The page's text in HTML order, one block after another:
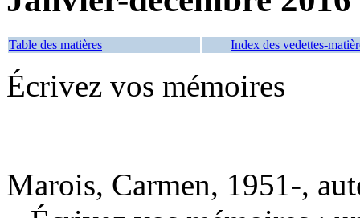
Table des matières Index des vedettes-
Écrivez vos mémoires
Marois, Carmen, 1951-,